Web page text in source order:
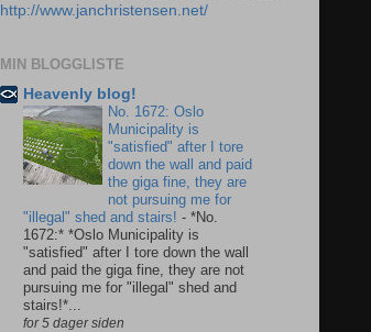
http://www.janchristensen.net/
MIN BLOGGLISTE
Heavenly blog!
No. 1672: Oslo
Municipality is
"satisfied" after I tore
down the wall and paid
the giga fine, they are
not pursuing me for
"illegal" shed and stairs! - *No.
1672:* *Oslo Municipality is
"satisfied" after I tore down the wall
and paid the giga fine, they are not
pursuing me for "illegal" shed and
stairs!*...
for 5 dager siden